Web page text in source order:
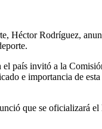
Héctor Rodríguez,
país invitó a la
e importancia de
que se oficializará